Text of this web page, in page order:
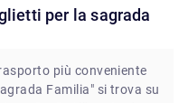
più conveniente
Familia" si trova su